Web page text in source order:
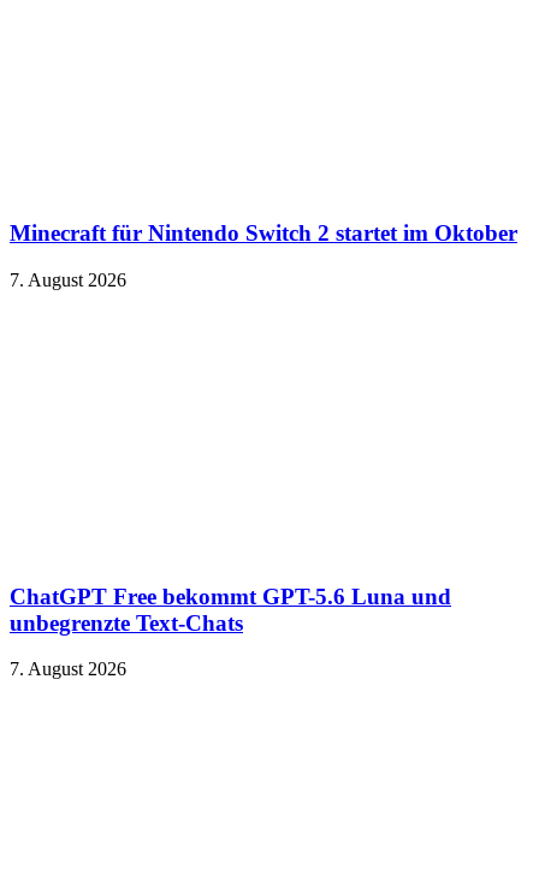
Minecraft für Nintendo Switch 2 startet im Oktober
7. August 2026
ChatGPT Free bekommt GPT-5.6 Luna und
unbegrenzte Text-Chats
7. August 2026